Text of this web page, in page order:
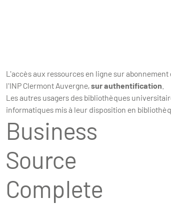
L'accès aux ressources en ligne sur
l'INP Clermont Auvergne,sur authentification
Les autres usagers des bibliothèques
informatiques mis à leur disposition en
Business
Source
Complete